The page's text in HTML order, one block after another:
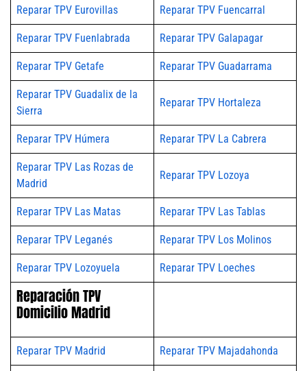
Reparar TPV Eurovillas Reparar TPV Fuencarral
Reparar TPV Fuenlabrada Reparar TPV Galapagar
Reparar TPV Getafe Reparar TPV Guadarrama
Reparar TPV Guadalix de la
Sierra
Reparar TPV Hortaleza
Reparar TPV Húmera Reparar TPV La Cabrera
Reparar TPV Las Rozas de
Madrid
Reparar TPV Lozoya
Reparar TPV Las Matas Reparar TPV Las Tablas
Reparar TPV Leganés Reparar TPV Los Molinos
Reparar TPV Lozoyuela Reparar TPV Loeches
Reparación TPV
Domicilio Madrid
Reparar TPV Madrid Reparar TPV Majadahonda